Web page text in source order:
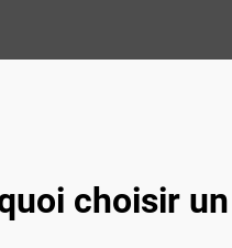
choisir